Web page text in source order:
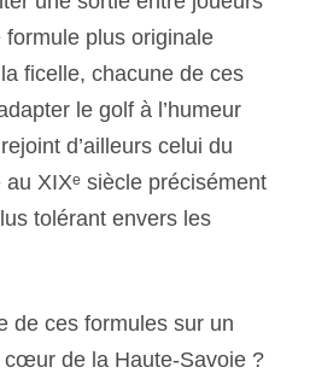
formule plus originale
ficelle, chacune de ces
le golf à l’humeur
d’ailleurs celui du
au XIXᵉ siècle précisément
tolérant envers les
de ces formules sur un
cœur de la Haute-Savoie ?